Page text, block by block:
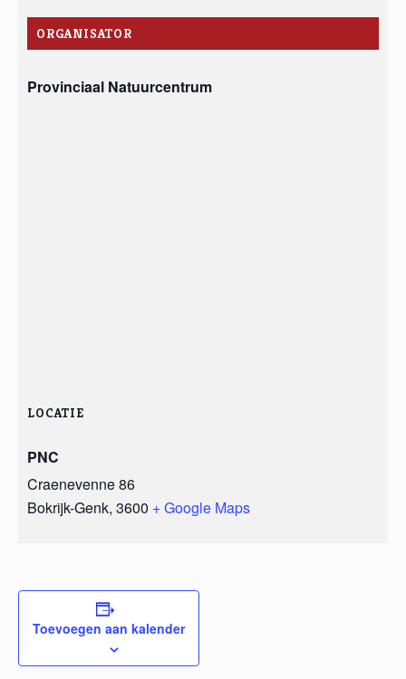
ORGANISATOR
Provinciaal Natuurcentrum
LOCATIE
PNC
Craenevenne 86
Bokrijk-Genk, 3600 + Google Maps
Toevoegen aan kalender